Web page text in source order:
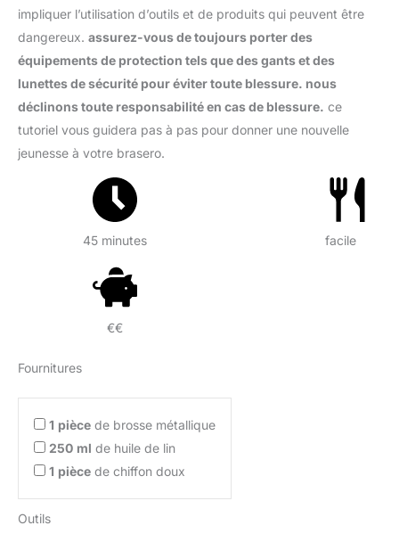
impliquer l’utilisation d’outils et de produits qui peuvent être
dangereux. assurez-vous de toujours porter des
équipements de protection tels que des gants et des
lunettes de sécurité pour éviter toute blessure. nous
déclinons toute responsabilité en cas de blessure. ce
tutoriel vous guidera pas à pas pour donner une nouvelle
jeunesse à votre brasero.
45 minutes facile
€€
Fournitures
1 pièce de brosse métallique
250 ml de huile de lin
1 pièce de chiffon doux
Outils